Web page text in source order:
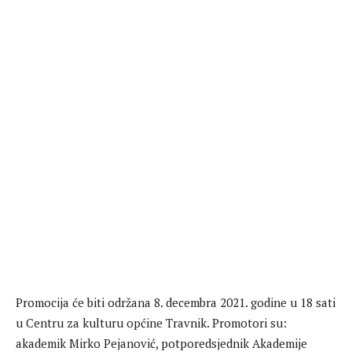
Promocija će biti održana 8. decembra 2021. godine u 18 sati
u Centru za kulturu općine Travnik. Promotori su:
akademik Mirko Pejanović, potporedsjednik Akademije